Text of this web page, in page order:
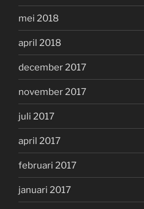
mei 2018
april 2018
december 2017
november 2017
juli 2017
april 2017
februari 2017
januari 2017